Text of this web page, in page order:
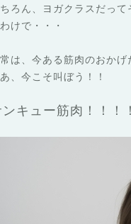
ろん、ヨガクラスだっ
けで・・・
は、今ある筋肉のおかげ
、今こそ叫ぼう！！
ンキュー筋肉！！！